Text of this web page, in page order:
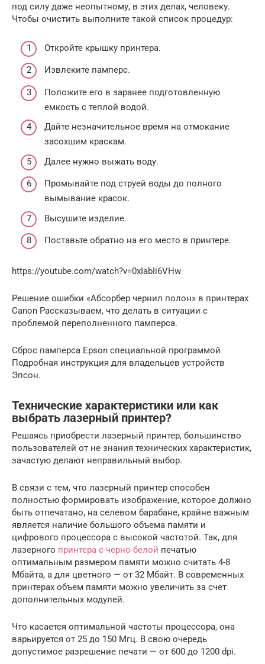
под силу даже неопытному, в этих делах, человеку.
Чтобы очистить выполните такой список процедур:
Откройте крышку принтера.
Извлеките памперс.
Положите его в заранее подготовленную
емкость с теплой водой.
Дайте незначительное время на отмокание
засохшим краскам.
Далее нужно выжать воду.
Промывайте под струей воды до полного
вымывание красок.
Высушите изделие.
Поставьте обратно на его место в принтере.
https://youtube.com/watch?v=0xIabIi6VHw
Решение ошибки «Абсорбер чернил полон» в принтерах
Canon Рассказываем, что делать в ситуации с
проблемой переполненного памперса.
Сброс памперса Epson специальной программой
Подробная инструкция для владельцев устройств
Эпсон.
Технические характеристики или как
выбрать лазерный принтер?
Решаясь приобрести лазерный принтер, большинство
пользователей от не знания технических характеристик,
зачастую делают неправильный выбор.
В связи с тем, что лазерный принтер способен
полностью формировать изображение, которое должно
быть отпечатано, на селевом барабане, крайне важным
является наличие большого объема памяти и
цифрового процессора с высокой частотой. Так, для
лазерного принтера с черно-белой печатью
оптимальным размером памяти можно считать 4-8
Мбайта, а для цветного — от 32 Мбайт. В современных
принтерах объем памяти можно увеличить за счет
дополнительных модулей.
Что касается оптимальной частоты процессора, она
варьируется от 25 до 150 Мгц. В свою очередь
допустимое разрешение печати — от 600 до 1200 dpi.